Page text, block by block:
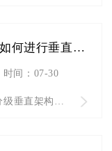
斗罗大陆应该如何进行垂直标签处理
时间：07-30
斗罗大陆垂直标签处理核心为四层分级垂直架构，以武魂定位为主干...